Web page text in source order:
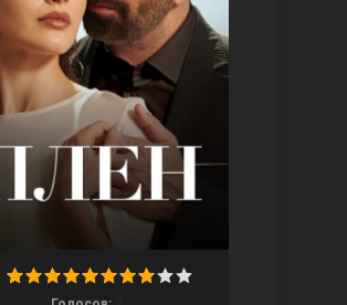
Три сестры
Ветреный холм